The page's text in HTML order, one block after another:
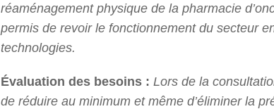
réaménagement physique de la pharmacie
permis de revoir le fonctionnement du secteur
technologies.
Évaluation des besoins : Lors de la
de réduire au minimum et même d’éliminer la